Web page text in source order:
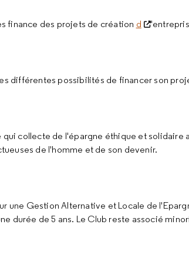
finance des projets de création d
différentes possibilités de financer son
collecte de l'épargne éthique et solidaire
de l'homme et de son devenir.
une Gestion Alternative et Locale de
durée de 5 ans. Le Club reste associé